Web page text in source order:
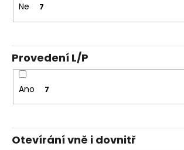
Ne 7
Provedení L/P
Ano 7
Otevírání vně i dovnitř